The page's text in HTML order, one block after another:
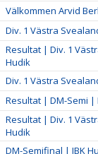
Välkommen Arvid
Div. 1 Västra
Resultat | Div. 1
Hudik
Div. 1 Västra
Resultat | DM-Semi |
Resultat | Div. 1
Hudik
DM-Semifinal | IBK